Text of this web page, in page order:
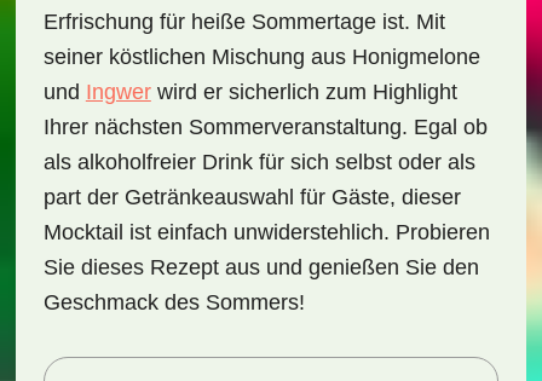
Erfrischung für heiße Sommertage ist. Mit
seiner köstlichen Mischung aus Honigmelone
und Ingwerwird er sicherlich zum Highlight
Ihrer nächsten Sommerveranstaltung. Egal ob
als alkoholfreier Drink für sich selbst oder als
раrt der Getränkeauswahl für Gäste, dieser
Mocktail ist einfach unwiderstehlich. Probieren
Sie dieses Rezept aus und genießen Sie den
Geschmack des Sommers!